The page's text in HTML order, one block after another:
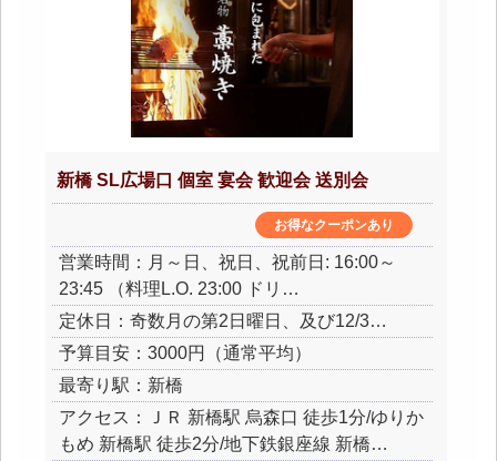
新橋 SL広場口 個室 宴会 歓迎会 送別会
お得なクーポンあり
営業時間：月～日、祝日、祝前日: 16:00～
23:45 （料理L.O. 23:00 ドリ…
定休日：奇数月の第2日曜日、及び12/3…
予算目安：3000円（通常平均）
最寄り駅：新橋
アクセス：ＪＲ 新橋駅 烏森口 徒歩1分/ゆりか
もめ 新橋駅 徒歩2分/地下鉄銀座線 新橋…